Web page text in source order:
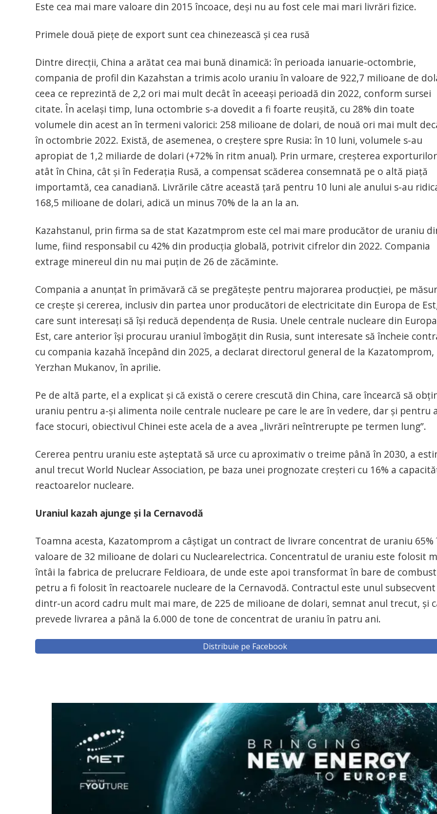
Este cea mai mare valoare din 2015 încoace, deși nu au fost cele mai mari livrări fizice.
Primele două piețe de export sunt cea chinezească și cea rusă
Dintre direcții, China a arătat cea mai bună dinamică: în perioada ianuarie-octombrie,
compania de profil din Kazahstan a trimis acolo uraniu în valoare de 922,7 milioane de
ceea ce reprezintă de 2,2 ori mai mult decât în aceeași perioadă din 2022, conform sursei
citate. În același timp, luna octombrie s-a dovedit a fi foarte reușită, cu 28% din toate
volumele din acest an în termeni valorici: 258 milioane de dolari, de nouă ori mai mult
în octombrie 2022. Există, de asemenea, o creștere spre Rusia: în 10 luni, volumele s-au
apropiat de 1,2 miliarde de dolari (+72% în ritm anual). Prin urmare, creșterea exporturilor
atât în China, cât și în Federația Rusă, a compensat scăderea consemnată pe o altă piață
importamtă, cea canadiană. Livrările către această țară pentru 10 luni ale anului s-au
168,5 milioane de dolari, adică un minus 70% de la an la an.
Kazahstanul, prin firma sa de stat Kazatmprom este cel mai mare producător de uraniu
lume, fiind responsabil cu 42% din producția globală, potrivit cifrelor din 2022. Compania
extrage minereul din nu mai puțin de 26 de zăcăminte.
Compania a anunțat în primăvară că se pregăteşte pentru majorarea producţiei, pe
ce creşte şi cererea, inclusiv din partea unor producători de electricitate din Europa de
care sunt interesaţi să îşi reducă dependenţa de Rusia. Unele centrale nucleare din
Est, care anterior îşi procurau uraniul îmbogăţit din Rusia, sunt interesate să încheie
cu compania kazahă începând din 2025, a declarat directorul general de la Kazatomprom,
Yerzhan Mukanov, în aprilie.
Pe de altă parte, el a explicat și că există o cerere crescută din China, care încearcă să
uraniu pentru a-şi alimenta noile centrale nucleare pe care le are în vedere, dar şi pentru
face stocuri, obiectivul Chinei este acela de a avea „livrări neîntrerupte pe termen lung”.
Cererea pentru uraniu este aşteptată să urce cu aproximativ o treime până în 2030, a
anul trecut World Nuclear Association, pe baza unei prognozate creşteri cu 16% a
reactoarelor nucleare.
Uraniul kazah ajunge și la Cernavodă
Toamna acesta, Kazatomprom a câștigat un contract de livrare concentrat de uraniu 65%
valoare de 32 milioane de dolari cu Nuclearelectrica. Concentratul de uraniu este folosit
întâi la fabrica de prelucrare Feldioara, de unde este apoi transformat în bare de
petru a fi folosit în reactoarele nucleare de la Cernavodă. Contractul este unul subsecvent
dintr-un acord cadru mult mai mare, de 225 de milioane de dolari, semnat anul trecut, și
prevede livrarea a până la 6.000 de tone de concentrat de uraniu în patru ani.
Distribuie pe Facebook